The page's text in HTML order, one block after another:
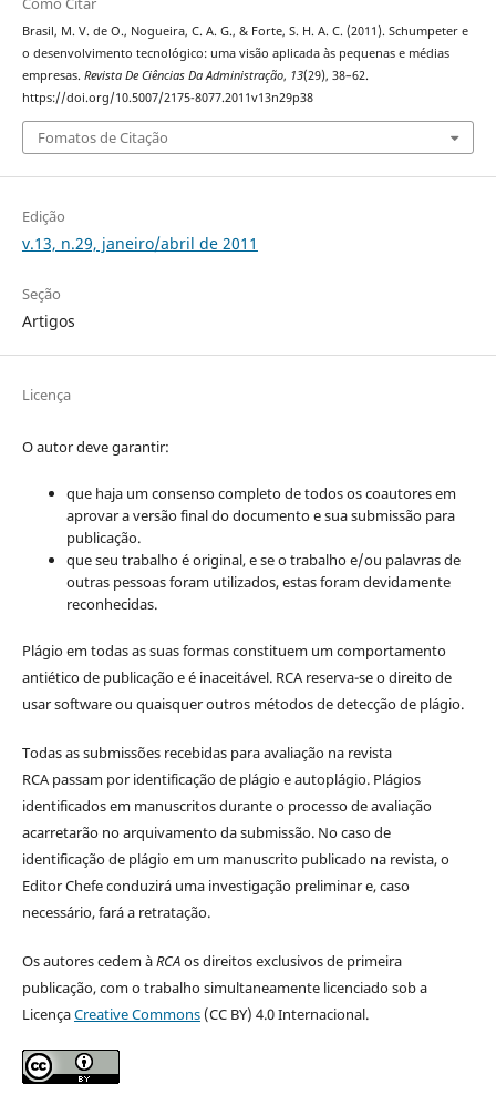
Brasil, M. V. de O., Nogueira, C. A. G., & Forte, S. H. A. C. (2011). Schumpeter e
o desenvolvimento tecnológico: uma visão aplicada às pequenas e médias
empresas. Revista De Ciências Da Administração, 13(29), 38–62.
https://doi.org/10.5007/2175-8077.2011v13n29p38
Fomatos de Citação
Edição
v.13, n.29, janeiro/abril de 2011
Seção
Artigos
Licença
O autor deve garantir:
que haja um consenso completo de todos os coautores em
aprovar a versão final do documento e sua submissão para
publicação.
que seu trabalho é original, e se o trabalho e/ou palavras de
outras pessoas foram utilizados, estas foram devidamente
reconhecidas.
Plágio em todas as suas formas constituem um comportamento
antiético de publicação e é inaceitável. RCA reserva-se o direito de
usar software ou quaisquer outros métodos de detecção de plágio.
Todas as submissões recebidas para avaliação na revista
RCA passam por identificação de plágio e autoplágio. Plágios
identificados em manuscritos durante o processo de avaliação
acarretarão no arquivamento da submissão. No caso de
identificação de plágio em um manuscrito publicado na revista, o
Editor Chefe conduzirá uma investigação preliminar e, caso
necessário, fará a retratação.
Os autores cedem àRCAos direitos exclusivos de primeira
publicação, com o trabalho simultaneamente licenciado sob a
LicençaCreative Commons(CC BY) 4.0 Internacional.